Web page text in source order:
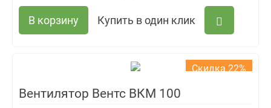
В корзину Купить в один клик
Скидка 22%
Вентилятор Вентс ВКМ 100